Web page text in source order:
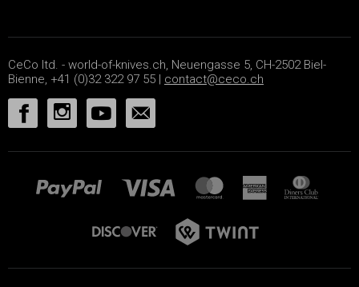
CeCo ltd. - world-of-knives.ch, Neuengasse 5, CH-2502 Biel-
Bienne, +41 (0)32 322 97 55 | contact@ceco.ch